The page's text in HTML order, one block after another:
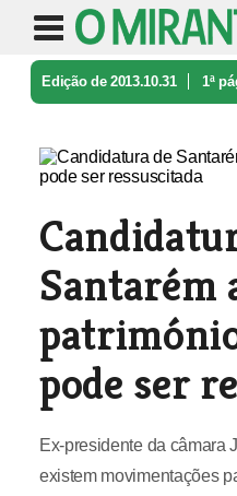
Edição de 2013.10.31 1ª
Santarém
pode ser
Ex-presidente da câmara
existem movimentações